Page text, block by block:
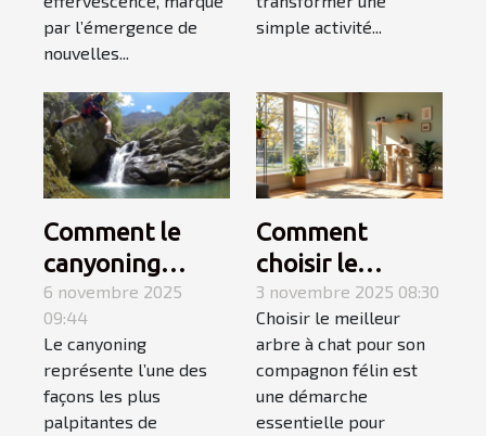
par l’émergence de
nouvelles...
simple activité...
Comment le
canyoning
fusionne
montagne et
mer pour une
aventure
inoubliable ?
6 novembre 2025
09:44
Le canyoning
représente l’une des
façons les plus
palpitantes de
Comment
choisir le
meilleur arbre à
chat pour votre
compagnon ?
3 novembre 2025 08:30
Choisir le meilleur
arbre à chat pour son
compagnon félin est
une démarche
essentielle pour